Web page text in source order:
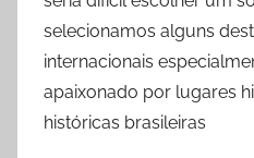
selecionamos alguns
internacionais
apaixonado por lugares
históricas brasileiras